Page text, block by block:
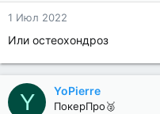
1 Июл 2022
Или остеохондроз
Y YoPierre
ПокерПро🥈